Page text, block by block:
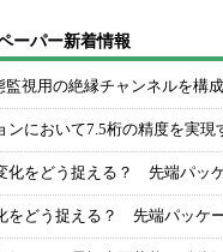
ーパー新着情報
監視用の絶縁チャンネルを構
ンにおいて7.5桁の精度を実現
化をどう捉える？ 先端パッ
をどう捉える？ 先端パッケ